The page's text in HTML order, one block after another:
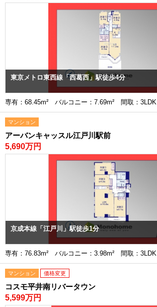
東京メトロ東西線「西葛西」駅徒歩4分
専有：68.45m² バルコニー：7.69m² 間取：
マンション
アーバンキャッスル江戸川駅前
5,690万円
京成本線「江戸川」駅徒歩1分
専有：76.83m² バルコニー：3.98m² 間取：
マンション 価格変更
コスモ平井南リバータウン
5,599万円